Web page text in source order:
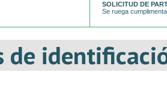
SOLICITUD DE
Se ruega
de